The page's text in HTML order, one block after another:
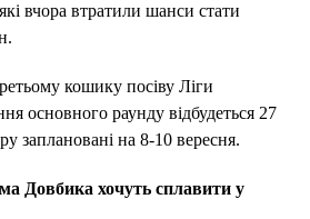
вчора втратили шанси стати
кошику посіву Ліги
основного раунду відбудеться 27
заплановані на 8-10 вересня.
Довбика хочуть сплавити у